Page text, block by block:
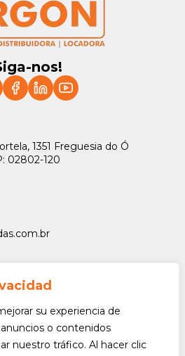
su experiencia de
o contenidos
nuestro tráfico. Al hacer clic
nos!
1351 Freguesia do Ó
02802-120
e Reembolso